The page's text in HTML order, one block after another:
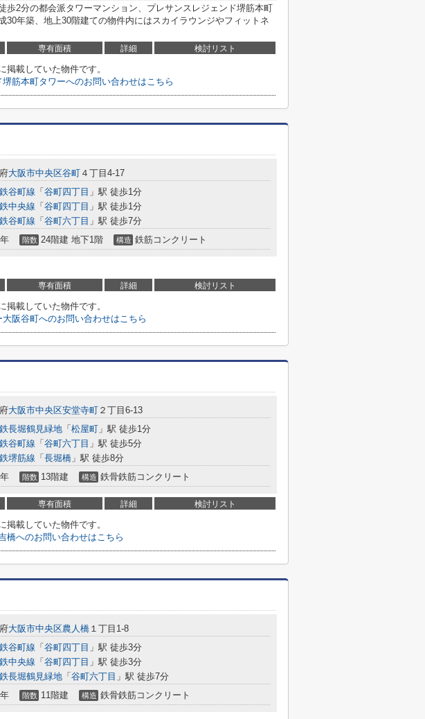
歩2分の都会派タワーマンション、プレサンスレジェンド堺筋本町
30年築、地上30階建ての物件内にはスカイラウンジやフィットネ
専有面積 詳細 検討リスト
掲載していた物件です。
筋本町タワーへのお問い合わせはこちら
大阪市中央区谷町 ４丁目4-17
谷町線 「 谷町四丁目 」駅 徒歩1分
中央線 「 谷町四丁目 」駅 徒歩1分
谷町線 「 谷町六丁目 」駅 徒歩7分
階数 24階建 地下1階 構造 鉄筋コンクリート
専有面積 詳細 検討リスト
掲載していた物件です。
大阪谷町へのお問い合わせはこちら
大阪市中央区安堂寺町 ２丁目6-13
長堀鶴見緑地 「 松屋町 」駅 徒歩1分
谷町線 「 谷町六丁目 」駅 徒歩5分
堺筋線 「 長堀橋 」駅 徒歩8分
階数 13階建 構造 鉄骨鉄筋コンクリート
専有面積 詳細 検討リスト
掲載していた物件です。
橋へのお問い合わせはこちら
大阪市中央区農人橋 １丁目1-8
谷町線 「 谷町四丁目 」駅 徒歩3分
中央線 「 谷町四丁目 」駅 徒歩3分
長堀鶴見緑地 「 谷町六丁目 」駅 徒歩7分
階数 11階建 構造 鉄骨鉄筋コンクリート